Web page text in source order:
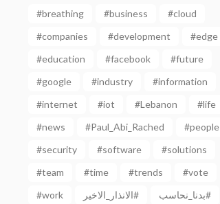
#breathing #business
#cloud
#companies
#development
#edge
#education
#facebook
#future
#google
#industry
#information
#internet
#iot #Lebanon
#life
#news
#Paul_Abi_Rached
#people
#security
#software
#solutions
#team
#time #trends
#vote
#work
الانذار_الاخير#
بدنا_نحاسب#